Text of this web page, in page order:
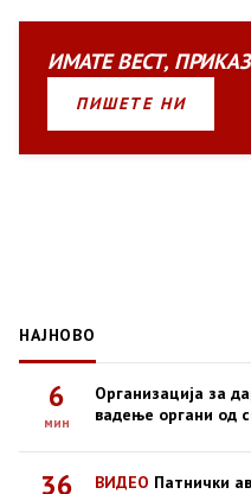
ИМАТЕВЕСТ,
ПИШЕТЕ НИ
НАЈНОВО
6
мин
Организација за
вадење органи од
36 ВИДЕО Патнички